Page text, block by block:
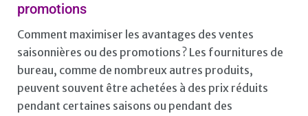
promotions
Comment maximiser les avantages des ventes
saisonnières ou des promotions ? Les fournitures de
bureau, comme de nombreux autres produits,
peuvent souvent être achetées à des prix réduits
pendant certaines saisons ou pendant des